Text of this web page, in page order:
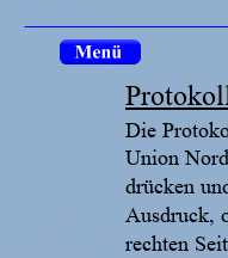
Die
Union
drücken
Ausdruck,
rechten